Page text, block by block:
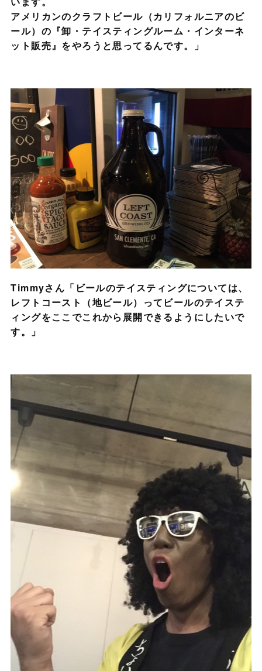
アメリカンのクラフトビール（カリフォルニアのビ
ール）の『卸・テイスティングルーム・インターネ
ット販売』をやろうと思ってるんです。」
Timmyさん「ビールのテイスティングについては、
レフトコースト（地ビール）ってビールのテイステ
ィングをここでこれから展開できるようにしたいで
す。」